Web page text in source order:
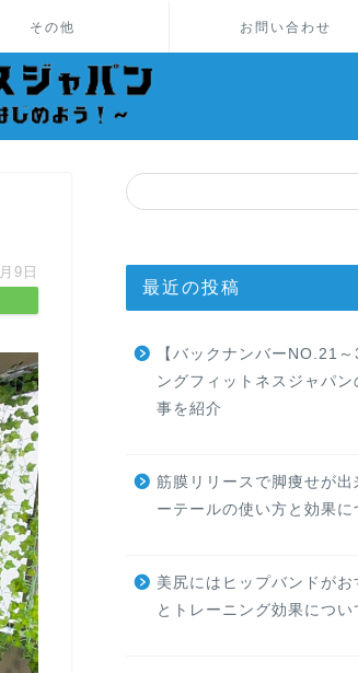
その他 お問い合わせ
9日
最近の投稿
【バックナンバーNO.21
ングフィットネスジャパ
事を紹介
筋膜リリースで脚痩せが
ーテールの使い方と効果に
美尻にはヒップバンドが
とトレーニング効果につい